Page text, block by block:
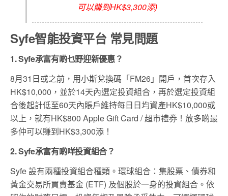
可以賺到HK$3,300添)
Syfe智能投資平台 常見問題
1. Syfe承富有啲乜野迎新優惠？
8月31日或之前，用小斯兌換碼「FM26」開戶，首次存入
HK$10,000，並於14天內選定投資組合，再於選定投資組
合後起計低至60天內賬戶維持每日日均資產HK$10,000或
以上，就有HK$800 Apple Gift Card / 超市禮券！放多啲最
多仲可以賺到HK$3,300添！
2. Syfe承富有啲咩投資組合？
Syfe 設有兩種投資組合種類。環球組合：集股票、債券和
黃金交易所買賣基金 (ETF) 及個股於一身的投資組合。依